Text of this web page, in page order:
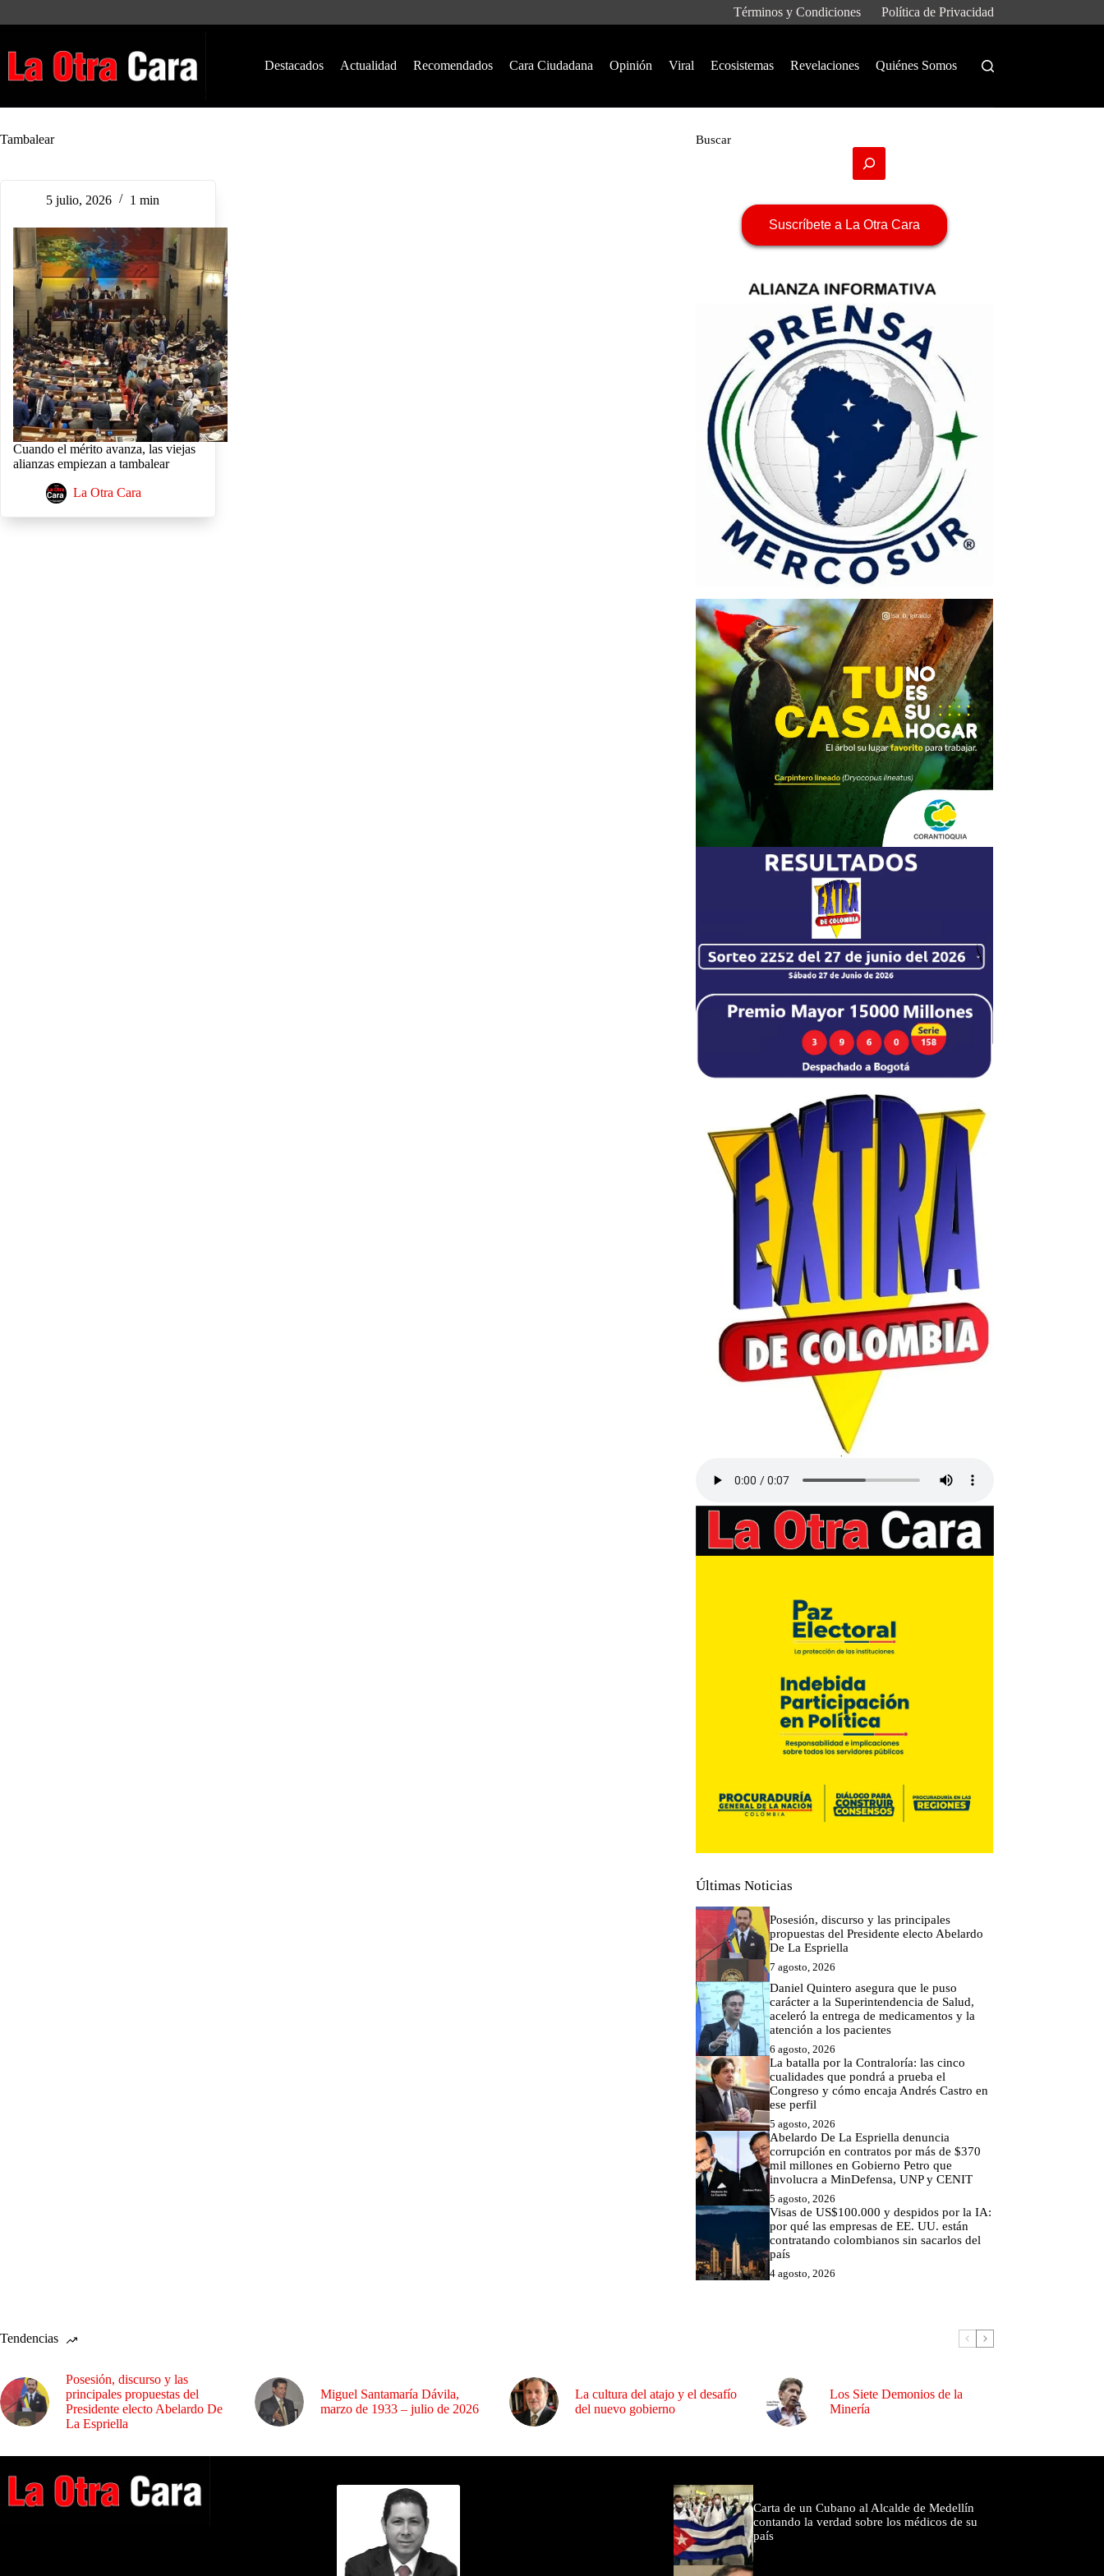
Términos y Condiciones Política de Privacidad
Destacados Actualidad Recomendados Cara Ciudadana Opinión Viral Ecosistemas Revelaciones Quiénes Somos
Tambalear
5 julio, 2026 1 min
Cuando el mérito avanza, las viejas
alianzas empiezan a tambalear
La Otra Cara
Buscar
Suscríbete a La Otra Cara
Últimas Noticias
Posesión, discurso y las principales
propuestas del Presidente electo Abelardo
De La Espriella
7 agosto, 2026
Daniel Quintero asegura que le puso
carácter a la Superintendencia de Salud,
aceleró la entrega de medicamentos y la
atención a los pacientes
6 agosto, 2026
La batalla por la Contraloría: las cinco
cualidades que pondrá a prueba el
Congreso y cómo encaja Andrés Castro en
ese perfil
5 agosto, 2026
Abelardo De La Espriella denuncia
corrupción en contratos por más de $370
mil millones en Gobierno Petro que
involucra a MinDefensa, UNP y CENIT
5 agosto, 2026
Visas de US$100.000 y despidos por la IA:
por qué las empresas de EE. UU. están
contratando colombianos sin sacarlos del
país
4 agosto, 2026
Tendencias
Posesión, discurso y las
principales propuestas del
Presidente electo Abelardo De
La Espriella
Miguel Santamaría Dávila,
marzo de 1933 – julio de 2026
La cultura del atajo y el desafío
del nuevo gobierno
Los Siete Demonios de la
Minería
Carta de un Cubano al Alcalde de Medellín
contando la verdad sobre los médicos de su
país